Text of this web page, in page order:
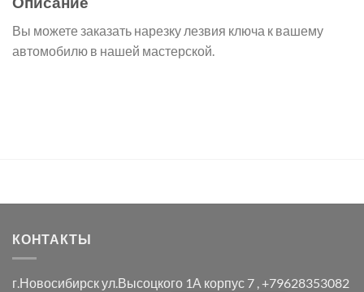
Вы можете заказать нарезку лезвия ключа к вашему
автомобилю в нашей мастерской.
КОНТАКТЫ
г.Новосибирск ул.Высоцкого 1А корпус 7 , +79628353082